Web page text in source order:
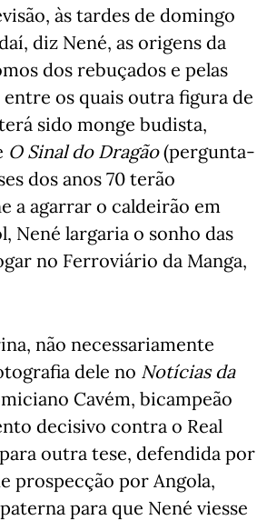
às tardes de domingo
diz Nené, as origens da
dos rebuçados e pelas
os quais outra figura de
sido monge budista,
O Sinal do Dragão(pergunta-
dos anos 70 terão
a agarrar o caldeirão em
Nené largaria o sonho das
no Ferroviário da Manga,
não necessariamente
dele no Notícias da
Cavém, bicampeão
decisivo contra o Real
outra tese, defendida por
prospecção por Angola,
para que Nené viesse